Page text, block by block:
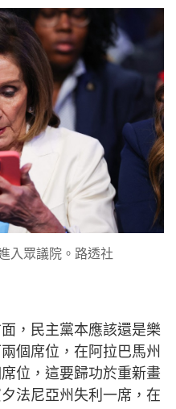
入眾議院。路透社
，民主黨本應該還是樂
個席位，在阿拉巴馬州
位，這要歸功於重新畫
法尼亞州失利一席，在